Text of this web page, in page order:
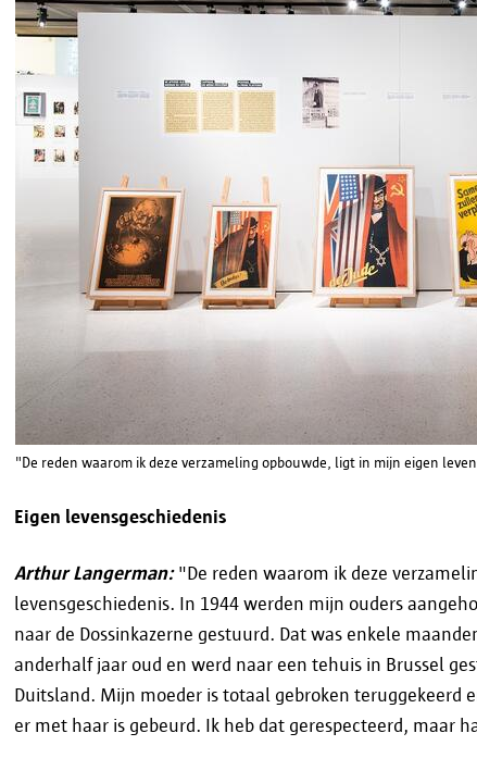
"De reden waarom ik deze verzameling opbouwde, ligt in mijn eigen
Eigen levensgeschiedenis
Arthur Langerman:"De reden waarom ik deze
levensgeschiedenis. In 1944 werden mijn ouders
naar de Dossinkazerne gestuurd. Dat was enkele
anderhalf jaar oud en werd naar een tehuis in Brussel
Duitsland. Mijn moeder is totaal gebroken teruggekeerd
er met haar is gebeurd. Ik heb dat gerespecteerd, maar
Je persoonsgegevens
doel waarvoor ze zijn
specifiek geval bewaard
persoonsgegevens door
Ingevolge de verordening
Algemene Verordening
Verder heb je ook het recht
overheden, als je vindt dat
zouden worden. Je kan